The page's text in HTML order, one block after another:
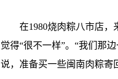
在1980烧肉粽八市店，
觉得“很不一样”。“我们那
说，准备买一些闽南肉粽寄